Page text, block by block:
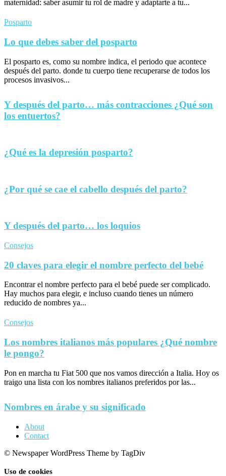
maternidad: saber asumir tu rol de madre y adaptarte a tu...
Posparto
Lo que debes saber del posparto
El posparto es, como su nombre indica, el periodo que acontece
después del parto. donde tu cuerpo tiene recuperarse de todos los
procesos invasivos...
Y después del parto… más contracciones ¿Qué son
los entuertos?
¿Qué es la depresión posparto?
¿Por qué se cae el cabello después del parto?
Y después del parto… los loquios
Consejos
20 claves para elegir el nombre perfecto del bebé
Encontrar el nombre perfecto para el bebé puede ser complicado.
Hay muchos para elegir, e incluso cuando tienes un número
reducido de nombres ya...
Consejos
Los nombres italianos más populares ¿Qué nombre
le pongo?
Pon en marcha tu Fiat 500 que nos vamos dirección a Italia. Hoy os
traigo una lista con los nombres italianos preferidos por las...
Nombres en árabe y su significado
About
Contact
© Newspaper WordPress Theme by TagDiv
Uso de cookies